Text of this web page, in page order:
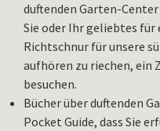
duftenden Garten-
Sie oder Ihr geliebtes
Richtschnur für unsere
aufhören zu riechen, ein
besuchen.
Bücher über duftenden
Pocket Guide, dass Sie